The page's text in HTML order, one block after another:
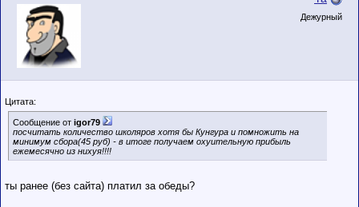
Дежурный
Цитата:
Сообщение от igor79
посчитать количество школяров хотя бы Кунгура и помножить на
минимум сбора(45 руб) - в итоге получаем охуительную прибыль
ежемесячно из нихуя!!!!
ты ранее (без сайта) платил за обеды?